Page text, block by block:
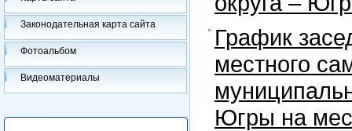
Законодательная карта сайта
Фотоальбом
Видеоматериалы
График
местного
Югры на